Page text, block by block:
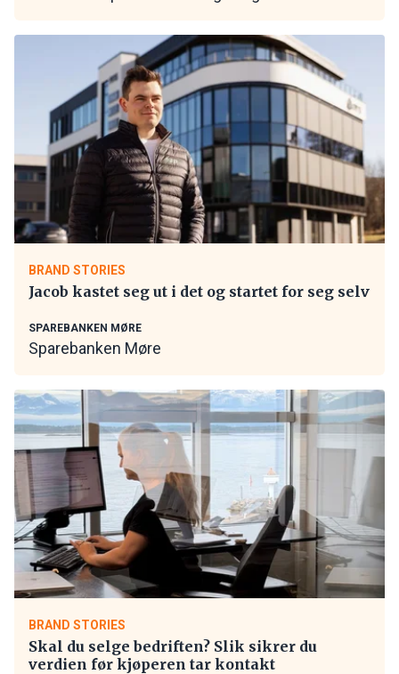
BRAND STORIES
Jacob kastet seg ut i det og startet for seg selv
SPAREBANKEN MØRE
Sparebanken Møre
BRAND STORIES
Skal du selge bedriften? Slik sikrer du
verdien før kjøperen tar kontakt